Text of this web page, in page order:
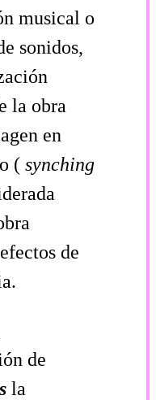
musical o
sonidos,
la obra
en
( synching
de
de
la